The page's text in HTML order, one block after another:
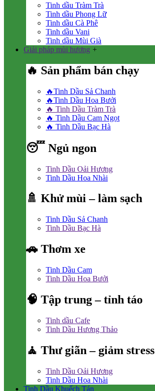
Tinh dầu Tràm Trà
Tinh dầu Phong Lữ
Tinh dầu Cà Phê
Tinh dầu Vani
Tinh dầu Mùi Già
Giải pháp mùi hương +
🔥 Sản phẩm bán chạy
🔥Tinh Dầu Sả Chanh
🔥Tinh Dầu Hoa Bưởi
🔥 Tinh Dầu Tràm Trà
🔥 Tinh Dầu Cam Ngọt
🔥 Tinh Dầu Bạc Hà
😴 Ngủ ngon
Tinh Dầu Oải Hương
Tinh Dầu Hoa Nhài
🚿 Khử mùi – làm sạch
Tinh Dầu Sả Chanh
Tinh Dầu Bạc Hà
🚗 Thơm xe
Tinh Dầu Cam
Tinh Dầu Hoa Bưởi
🧠 Tập trung – tỉnh táo
Tinh dầu Cafe
Tinh Dầu Hương Thảo
🧘 Thư giãn – giảm stress
Tinh Dầu Oải Hương
Tinh Dầu Hoa Nhài
Tinh Dầu Khuếch Tán